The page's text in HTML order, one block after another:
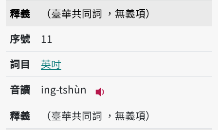
釋義
（臺華共同詞 ，無義項）
序號11英吋
序號
11
詞目
英吋
音讀
ing-tshùn
播放音讀ing-tshùn
釋義
（臺華共同詞 ，無義項）